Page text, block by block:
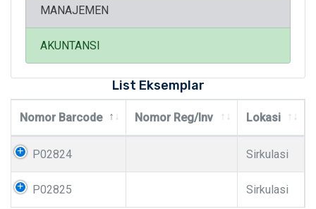
MANAJEMEN
AKUNTANSI
List Eksemplar
Nomor Barcode Nomor Reg/Inv Lokasi
P02824 Sirkulasi
P02825 Sirkulasi